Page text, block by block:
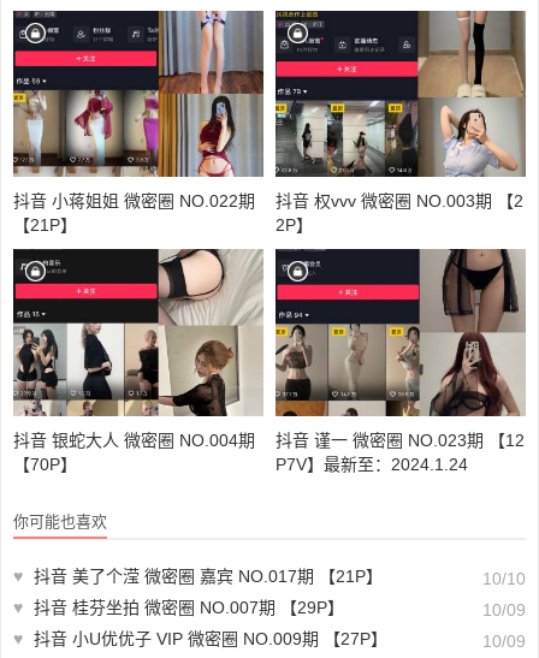
抖音 小蒋姐姐 微密圈 NO.022期
【21P】
抖音 权vvv 微密圈 NO.003期 【2
2P】
抖音 银蛇大人 微密圈 NO.004期
【70P】
抖音 谨一 微密圈 NO.023期 【12
P7V】最新至：2024.1.24
你可能也喜欢
♥ 抖音 美了个滢 微密圈 嘉宾 NO.017期 【21P】
10/10
♥ 抖音 桂芬坐拍 微密圈 NO.007期 【29P】
10/09
♥ 抖音 小U优优子 VIP 微密圈 NO.009期 【27P】
10/09